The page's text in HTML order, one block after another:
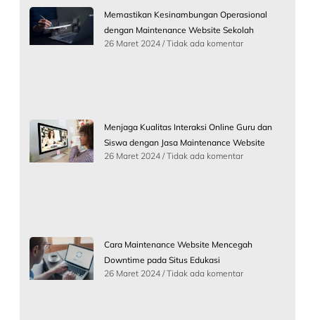
Memastikan Kesinambungan Operasional
dengan Maintenance Website Sekolah
26 Maret 2024 Tidak ada komentar
Menjaga Kualitas Interaksi Online Guru dan
Siswa dengan Jasa Maintenance Website
26 Maret 2024 Tidak ada komentar
Cara Maintenance Website Mencegah
Downtime pada Situs Edukasi
26 Maret 2024 Tidak ada komentar